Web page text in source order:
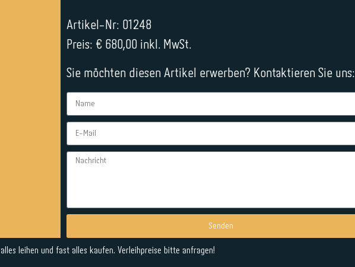
Artikel-Nr: 01248
Preis: € 680,00 inkl. MwSt.
Sie möchten diesen Artikel erwerben? Kontaktieren Sie uns:
Senden
Alternative:
leihen und fast alles kaufen. Verleihpreise bitte anfragen!